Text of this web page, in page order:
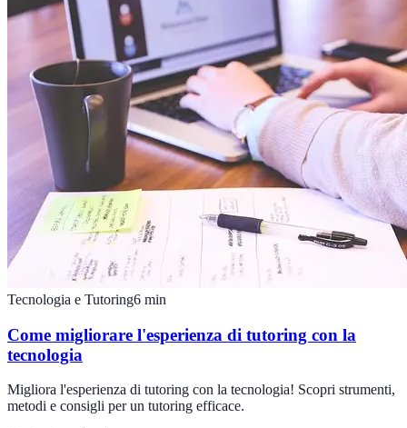
Tecnologia e Tutoring6 min
Come migliorare l'esperienza di tutoring con la
tecnologia
Migliora l'esperienza di tutoring con la tecnologia! Scopri strumenti,
metodi e consigli per un tutoring efficace.